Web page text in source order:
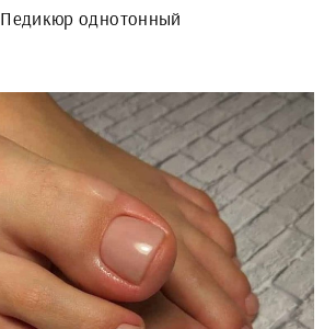
Педикюр однотонный